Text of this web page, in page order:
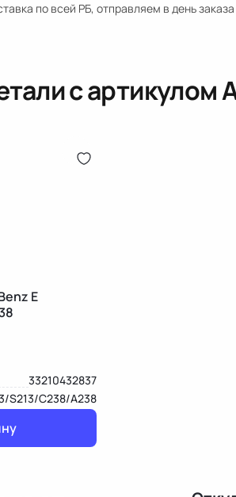
по всей РБ, отправляем в день
с артикулом
E
33210432837
S213/C238/A238